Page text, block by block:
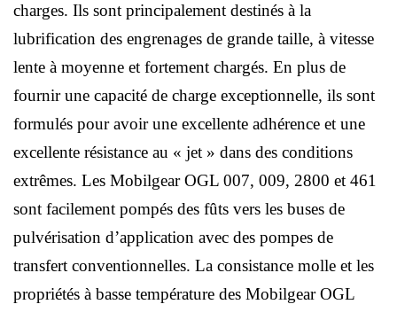
charges. Ils sont principalement destinés à la
lubrification des engrenages de grande taille, à vitesse
lente à moyenne et fortement chargés. En plus de
fournir une capacité de charge exceptionnelle, ils sont
formulés pour avoir une excellente adhérence et une
excellente résistance au « jet » dans des conditions
extrêmes. Les Mobilgear OGL 007, 009, 2800 et 461
sont facilement pompés des fûts vers les buses de
pulvérisation d’application avec des pompes de
transfert conventionnelles. La consistance molle et les
propriétés à basse température des Mobilgear OGL